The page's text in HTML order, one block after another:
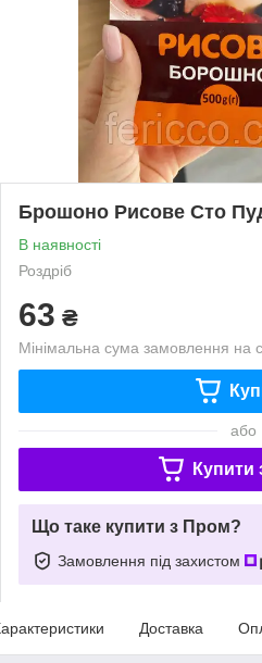
Брошоно Рисове Сто
В наявності
Роздріб
63 ₴
Мінімальна сума замовлення на
або
Купити
Що таке купити з Пром?
Замовлення під захистом
Доставка